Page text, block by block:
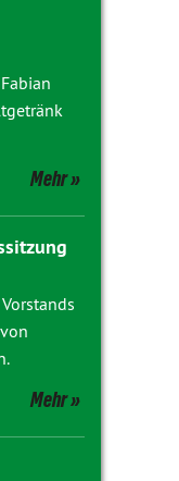
Fabian
Mehr
Mehr